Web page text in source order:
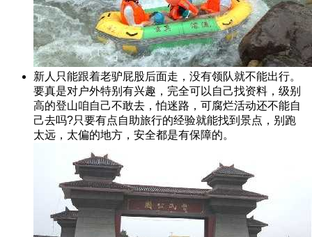
新人只能跟着老驴屁股后面走，没有领队就不能出行。
要真是对户外特别有兴趣，完全可以自己找资料，级别
高的登山咱自己不敢去，怕迷路，可腐烂活动还不能自
己去吗?只要有点自助旅行的经验就能找到景点，别跑
太远，太偏的地方，安全都是有保障的。